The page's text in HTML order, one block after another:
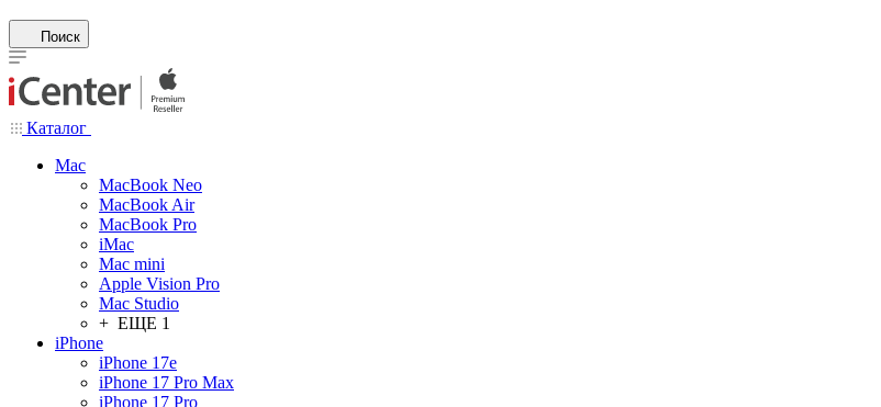
Поиск
Каталог
Mac
MacBook Neo
MacBook Air
MacBook Pro
iMac
Mac mini
Apple Vision Pro
Mac Studio
+ ЕЩЕ 1
iPhone
iPhone 17e
iPhone 17 Pro Max
iPhone 17 Pro